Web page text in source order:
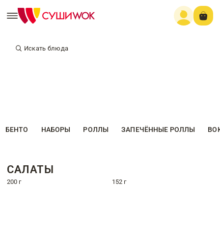
Искать блюда
БЕНТО НАБОРЫ РОЛЛЫ ЗАПЕЧЁННЫЕ РОЛЛЫ
САЛАТЫ
200 г 152 г